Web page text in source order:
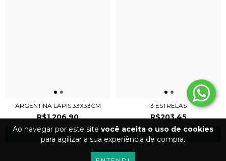
Ao navegar por este site você aceita o uso de cookies
para agilizar a sua experiência de compra.
ARGENTINA LAPIS 33X33CM
R$1.206,90
3 ESTRELAS
R$203,45